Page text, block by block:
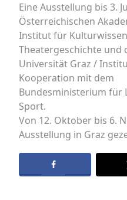
Eine Ausstellung bis 3.
Österreichischen
Institut für
Theatergeschichte und
Universität Graz /
Kooperation mit dem
Bundesministerium für
Sport.
Von 12. Oktober bis 6.
Ausstellung in Graz